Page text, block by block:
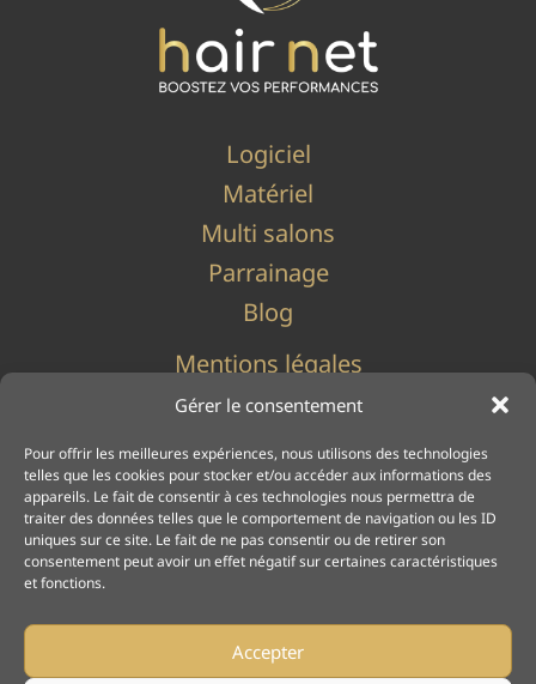
Gérer le consentement
Pour offrir les meilleures expériences, nous utilisons des technologies
telles que les cookies pour stocker et/ou accéder aux informations des
appareils. Le fait de consentir à ces technologies nous permettra de
traiter des données telles que le comportement de navigation ou les ID
uniques sur ce site. Le fait de ne pas consentir ou de retirer son
consentement peut avoir un effet négatif sur certaines caractéristiques
et fonctions.
Accepter
Logiciel
Matériel
Multi salons
Parrainage
Blog
Mentions légales
Politique de cookies (UE)
Politique de confidentialité